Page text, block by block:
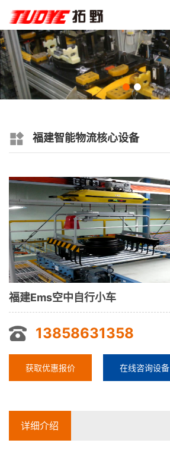
福建智能物流核心设备
福建Ems空中自行小车
13858631358
获取优惠报价 在线咨询设备
详细介绍